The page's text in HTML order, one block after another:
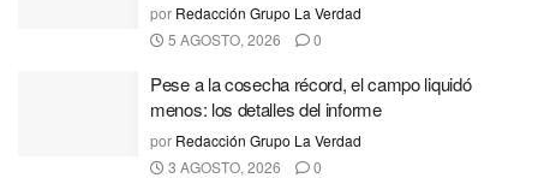
por Redacción Grupo La Verdad
5 AGOSTO, 2026
0
Pese a la cosecha récord, el campo liquidó
menos: los detalles del informe
por Redacción Grupo La Verdad
3 AGOSTO, 2026
0